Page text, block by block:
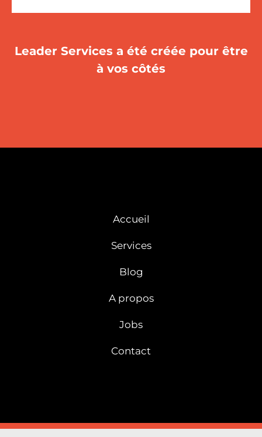
Leader Services a été créée pour être
à vos côtés
Accueil
Services
Blog
A propos
Jobs
Contact